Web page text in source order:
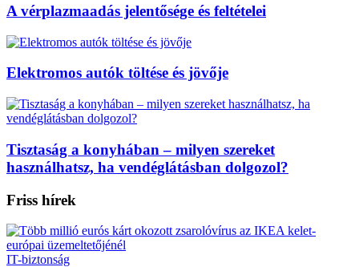
A vérplazmaadás jelentősége és feltételei
Elektromos autók töltése és jövője
Tisztaság a konyhában – milyen szereket
használhatsz, ha vendéglátásban dolgozol?
Friss hírek
IT-biztonság